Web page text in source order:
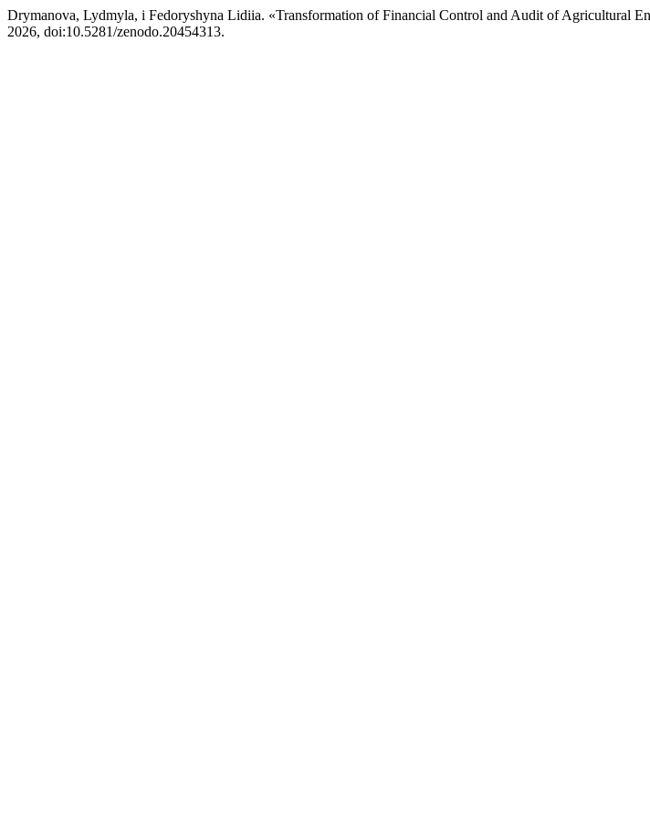
Drymanova, Lydmyla, і Fedoryshynа Lidiіa. «Transformation of Financial Control and Audit of Agricultural
2026, doi:10.5281/zenodo.20454313.